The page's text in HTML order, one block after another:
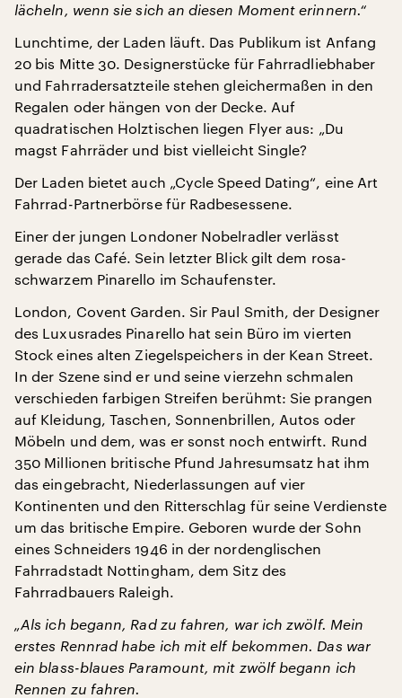
lächeln, wenn sie sich an diesen Moment erinnern.“
Lunchtime, der Laden läuft. Das Publikum ist Anfang
20 bis Mitte 30. Designerstücke für Fahrradliebhaber
und Fahrradersatzteile stehen gleichermaßen in den
Regalen oder hängen von der Decke. Auf
quadratischen Holztischen liegen Flyer aus: „Du
magst Fahrräder und bist vielleicht Single?
Der Laden bietet auch „Cycle Speed Dating“, eine Art
Fahrrad-Partnerbörse für Radbesessene.
Einer der jungen Londoner Nobelradler verlässt
gerade das Café. Sein letzter Blick gilt dem rosa-
schwarzem Pinarello im Schaufenster.
London, Covent Garden. Sir Paul Smith, der Designer
des Luxusrades Pinarello hat sein Büro im vierten
Stock eines alten Ziegelspeichers in der Kean Street.
In der Szene sind er und seine vierzehn schmalen
verschieden farbigen Streifen berühmt: Sie prangen
auf Kleidung, Taschen, Sonnenbrillen, Autos oder
Möbeln und dem, was er sonst noch entwirft. Rund
350 Millionen britische Pfund Jahresumsatz hat ihm
das eingebracht, Niederlassungen auf vier
Kontinenten und den Ritterschlag für seine Verdienste
um das britische Empire. Geboren wurde der Sohn
eines Schneiders 1946 in der nordenglischen
Fahrradstadt Nottingham, dem Sitz des
Fahrradbauers Raleigh.
„Als ich begann, Rad zu fahren, war ich zwölf. Mein
erstes Rennrad habe ich mit elf bekommen. Das war
ein blass-blaues Paramount, mit zwölf begann ich
Rennen zu fahren.